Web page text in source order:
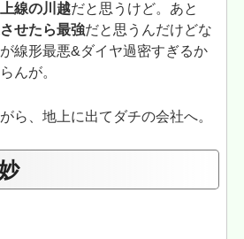
線の川越だと思うけど。あと
せたら最強だと思うんだけどな
線形最悪&ダイヤ過密すぎるか
んが。
ら、地上に出てダチの会社へ。